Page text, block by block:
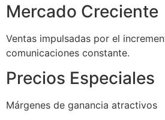
Mercado Creciente
Ventas impulsadas por el
comunicaciones constante.
Precios Especiales
Márgenes de ganancia atractivos